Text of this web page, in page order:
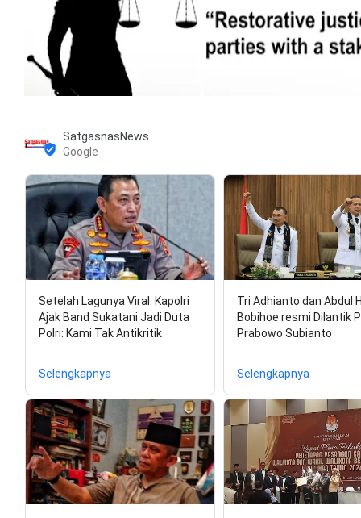
SatgasnasNews
Google
Setelah Lagunya Viral: Kapolri
Ajak Band Sukatani Jadi Duta
Polri: Kami Tak Antikritik
Selengkapnya
Tri Adhianto dan Abdul
Bobihoe resmi Dilantik
Prabowo Subianto
Selengkapnya